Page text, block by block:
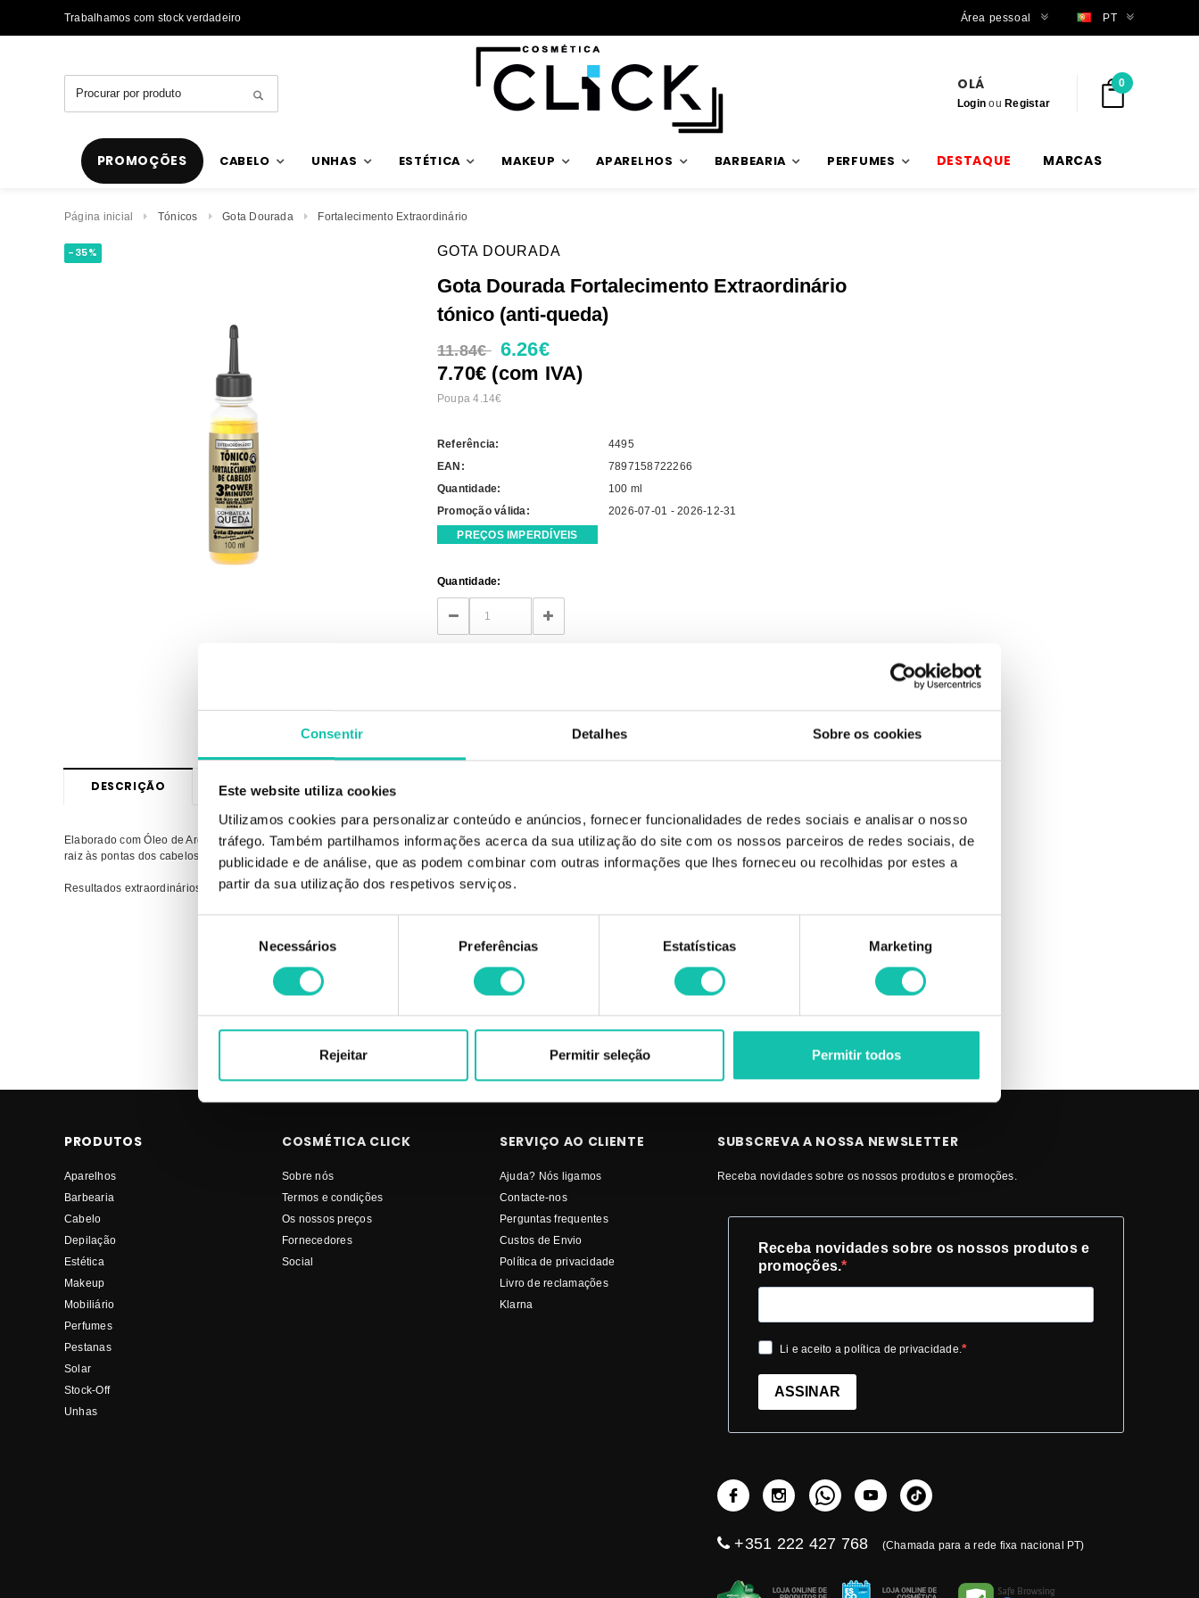
Consentir Detalhes Sobre os cookies
Este website utiliza cookies
Utilizamos cookies para personalizar conteúdo e anúncios, fornecer funcionalidades de redes sociais e analisar o nosso
tráfego. Também partilhamos informações acerca da sua utilização do site com os nossos parceiros de redes sociais, de
publicidade e de análise, que as podem combinar com outras informações que lhes forneceu ou recolhidas por estes a
partir da sua utilização dos respetivos serviços.
consentimento
Necessários Preferências Estatísticas Marketing
Rejeitar Permitir seleção Permitir todos
Trabalhamos com stock verdadeiro Trabalhamos com stock verdadeiro
Área pessoal PT
OLÁ
Login ouRegistar
0
PROMOÇÕES CABELO UNHAS ESTÉTICA MAKEUP APARELHOS BARBEARIA PERFUMES DESTAQUE MARCAS
Página inicial Tónicos Gota Dourada Fortalecimento Extraordinário
-35% GOTA DOURADA
Gota Dourada Fortalecimento Extraordinário
tónico (anti-queda)
11.84€ 6.26€
7.70€ (com IVA)
Poupa 4.14€
Referência:
4495
EAN:
7897158722266
Quantidade:
100 ml
Promoção válida:
2026-07-01 - 2026-12-31
PREÇOS IMPERDÍVEIS
Current
Stock:
Quantidade:
DECREASE
QUANTITY:
INCREASE
QUANTITY:
DESCRIÇÃO OPINIÕES
Elaborado com Óleo de Argan, Queratina e extrato de Jaborandi age no bulbo e na estrutura capilar, proporcionando força e regeneração excepcional da
raiz às pontas dos cabelos. Combate à queda capilar. Com sofisticada fragrância. Cabelos com muito brilho, vitalidade, macios, nutridos e resistentes.
Resultados extraordinários com apenas 3 minutos por dia. Contém alho neutralizado. Pode ser usado diariamente. Nova fragrância sem cheiro de alho.
MELHOR PREÇO | Tónicos GOTA DOURADA Fortalecimento Extraordinário MELHOR PREÇO
PRODUTOS
Aparelhos
Barbearia
Cabelo
Depilação
Estética
Makeup
Mobiliário
Perfumes
Pestanas
Solar
Stock-Off
Unhas
COSMÉTICA CLICK
Sobre nós
Termos e condições
Os nossos preços
Fornecedores
Social
SERVIÇO AO CLIENTE
Ajuda? Nós ligamos
Contacte-nos
Perguntas frequentes
Custos de Envio
Política de privacidade
Livro de reclamações
Klarna
SUBSCREVA A NOSSA NEWSLETTER
Receba novidades sobre os nossos produtos e promoções.
Receba novidades sobre os nossos produtos e
promoções.
Li e aceito a política de privacidade.
ASSINAR
+351 222 427 768 (Chamada para a rede fixa nacional PT)